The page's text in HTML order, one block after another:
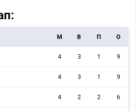
M В П О
4 3 1 9
4 3 1 9
4 2 2 6